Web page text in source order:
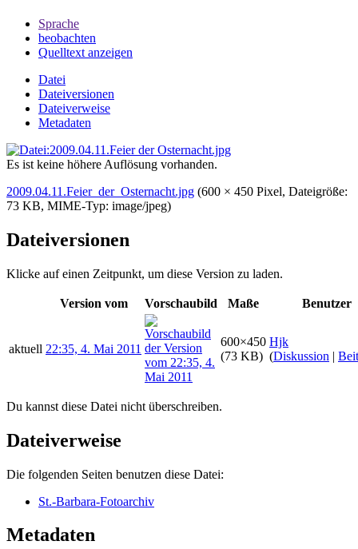
Sprache
beobachten
Quelltext anzeigen
Datei
Dateiversionen
Dateiverweise
Metadaten
Es ist keine höhere Auflösung vorhanden.
2009.04.11.Feier_der_Osternacht.jpg (600 × 450 Pixel, Dateigröße:
73 KB, MIME-Typ: image/jpeg)
Dateiversionen
Klicke auf einen Zeitpunkt, um diese Version zu laden.
Version vom Vorschaubild Maße Benutzer
aktuell 22:35, 4. Mai 2011
600×450
(73 KB)
Hjk
(Diskussion |
Du kannst diese Datei nicht überschreiben.
Dateiverweise
Die folgenden Seiten benutzen diese Datei:
St.-Barbara-Fotoarchiv
Metadaten